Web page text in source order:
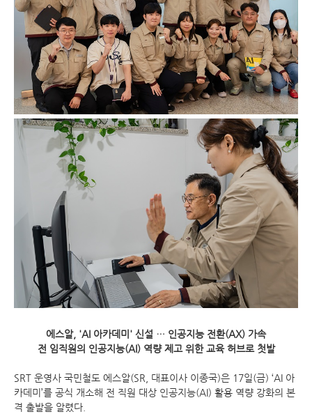
에스알, 'AI 아카데미' 신설 … 인공지능 전환(AX) 가속
전 임직원의 인공지능(AI) 역량 제고 위한 교육 허브로 첫발
SRT 운영사 국민철도 에스알(SR, 대표이사 이종국)은 17일(금) ‘AI 아
카데미’를 공식 개소해 전 직원 대상 인공지능(AI) 활용 역량 강화의 본
격 출발을 알렸다.